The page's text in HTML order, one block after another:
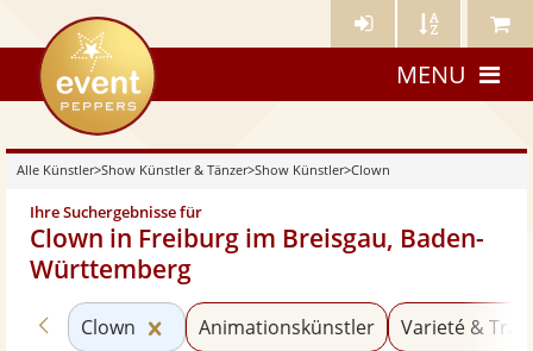
Künstler- Künstler Meine
eventpeppers
MENU
Alle Künstler>Show Künstler & Tänzer>Show Künstler>Clown
Ihre Suchergebnisse für
Clown in Freiburg im Breisgau, Baden-
Württemberg
Zurück zu «Show Künstler»
Clown Kategorie «Clown» zurücksetzen
Animationskünstler Varieté &